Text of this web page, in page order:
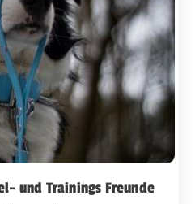
und Trainings Freunde